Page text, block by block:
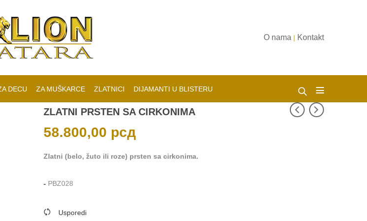
O nama | Kontakt
DECU ZA MUŠKARCE ZLATNICI DIJAMANTI U BLISTERU
ZLATNI PRSTEN SA CIRKONIMA
58.800,00 рсд
Zlatni (belo, žuto ili roze) prsten sa cirkonima.
- PBZ028
Usporedi